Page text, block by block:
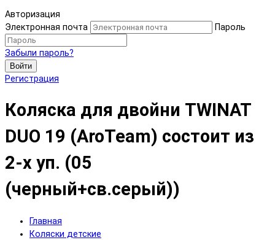
Авторизация
Электронная почта
Пароль
Забыли пароль?
Войти
Регистрация
Коляска для двойни TWINAT
DUO 19 (AroTeam) состоит из
2-х уп. (05
(черный+св.серый))
Главная
Коляски детские